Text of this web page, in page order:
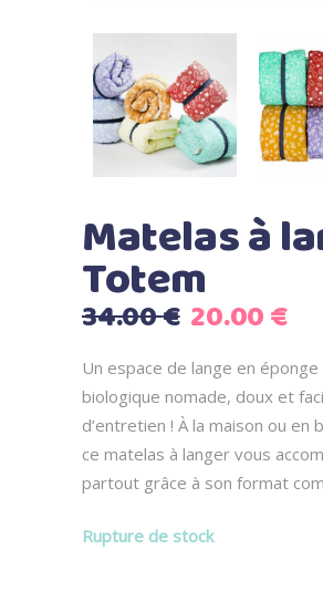
Matelas à
Totem
34.00€ Le
initial
était :
34.00 €.
20.00€Le
Un espace de lange en
biologique nomade, doux et
d’entretien ! À la maison ou en
ce matelas à langer vous
partout grâce à son format
Rupture de stock